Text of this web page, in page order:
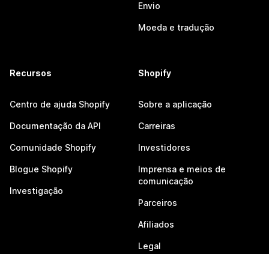
Envio
Moeda e tradução
Recursos
Centro de ajuda Shopify
Documentação da API
Comunidade Shopify
Blogue Shopify
Investigação
Shopify
Sobre a aplicação
Carreiras
Investidores
Imprensa e meios de
comunicação
Parceiros
Afiliados
Legal